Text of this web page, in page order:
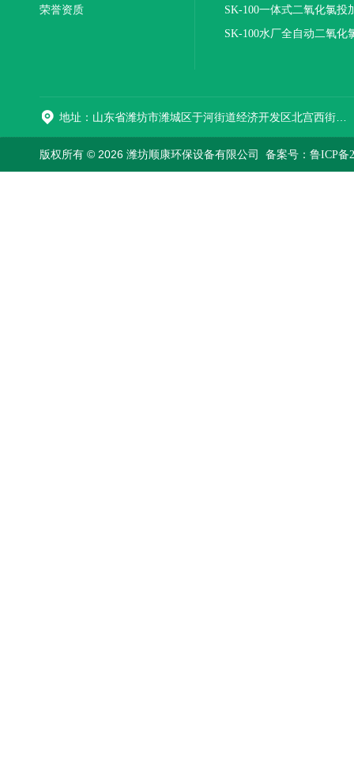
荣誉资质 装置
SK-100一体式二氧化氯投
报价
SK-100水厂全自动二氧化
版权所有 © 2026 潍坊顺康环保设备有限公司 备案号：鲁ICP备